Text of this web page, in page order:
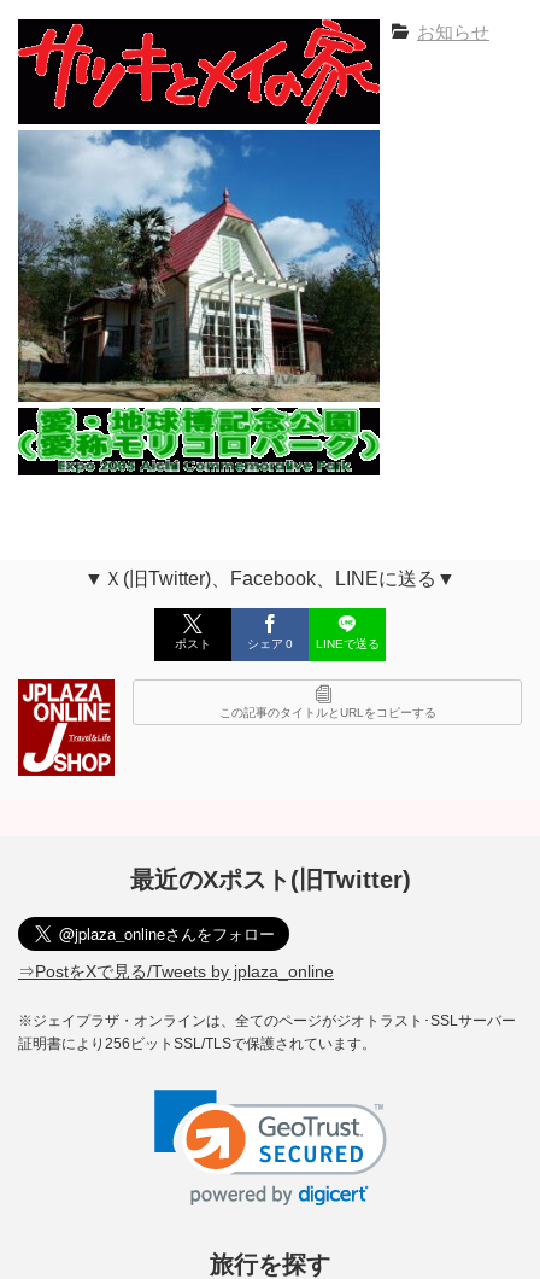
お知らせ
▼Ｘ(旧Twitter)、Facebook、LINEに送る▼
ポスト シェア 0 LINEで送る
この記事のタイトルとURLをコピーする
最近のXポスト(旧Twitter)
⇒PostをXで見る/Tweets by jplaza_online
※ジェイプラザ・オンラインは、全てのページがジオトラスト･SSLサーバー
証明書により256ビットSSL/TLSで保護されています。
旅行を探す